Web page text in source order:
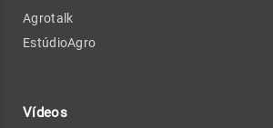
Agrotalk
EstúdioAgro
Vídeos